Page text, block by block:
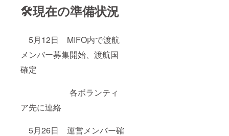
🛠️現在の準備状況
5月12日 MIFO内で渡航
メンバー募集開始、渡航国
確定
各ボランティ
ア先に連絡
5月26日 運営メンバー確